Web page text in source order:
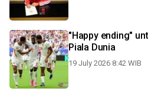
"Happy ending"
Piala Dunia
19 July 2026 8:42 WIB